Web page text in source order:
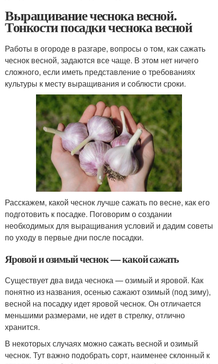
Выращивание чеснока весной.
Тонкости посадки чеснока весной
Работы в огороде в разгаре, вопросы о том, как сажать
чеснок весной, задаются все чаще. В этом нет ничего
сложного, если иметь представление о требованиях
культуры к месту выращивания и соблюсти сроки.
Расскажем, какой чеснок лучше сажать по весне, как его
подготовить к посадке. Поговорим о создании
необходимых для выращивания условий и дадим советы
по уходу в первые дни после посадки.
Яровой и озимый чеснок — какой сажать
Существует два вида чеснока — озимый и яровой. Как
понятно из названия, осенью сажают озимый (под зиму),
весной на посадку идет яровой чеснок. Он отличается
меньшими размерами, не идет в стрелку, отлично
хранится.
В некоторых случаях можно сажать весной и озимый
чеснок. Тут важно подобрать сорт, наименее склонный к